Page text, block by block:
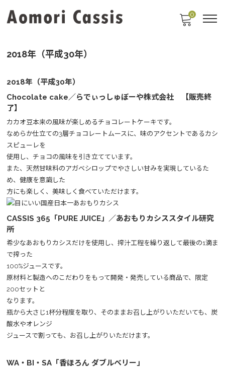
0
2018年（平成30年）
2018年（平成30年）
Chocolate cake／らでぃっしゅぼーや株式会社 【販売終
了】
カカオ豆本来の風味が楽しめるチョコレートケーキです。
なめらか仕立ての3層チョコレートムースに、味のアクセントであるカシ
スピューレを
使用し、チョコの風味を引き立てています。
また、天然甘味料のアガベシロップでやさしい甘みを実現しているた
め、健康を意識した
方にも楽しく、美味しく食べていただけます。
CASSIS 365「PURE JUICE」／あおもりカシススタイル研究
所
希少なあおもりカシスだけを使用し、搾汁工程を繰り返して最後の1滴ま
で搾った
100%ジュースです。
原材料と製造へのこだわりをもって開発・発売している商品で、限定
200セットと
なります。
瓶から大さじ1杯分程度を取り、そのままお召し上がりいただいても、炭
酸水やオレンジ
ジュースで割っても、お召し上がりいただけます。
WA・BI・SA「香ほろん ダブルベリー」